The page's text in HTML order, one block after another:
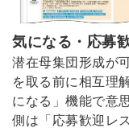
気になる・応募
潜在母集団形成が
を取る前に相互理
になる」機能で意
側は「応募歓迎レ